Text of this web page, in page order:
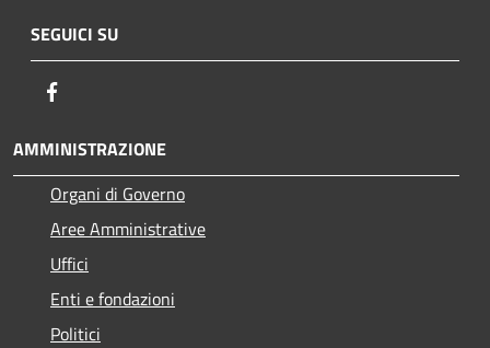
SEGUICI SU
AMMINISTRAZIONE
Organi di Governo
Aree Amministrative
Uffici
Enti e fondazioni
Politici